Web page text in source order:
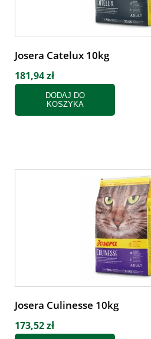
Josera Catelux 10kg
181,94 zł
DODAJ DO
KOSZYKA
Josera Culinesse 10kg
173,52 zł